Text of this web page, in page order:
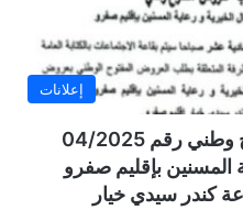
إعلانات
إعلان عن طلب عروض مفتوح وطني رقم 04/2025
المسنين بإقليم صفرو
كندر سيدي خيار